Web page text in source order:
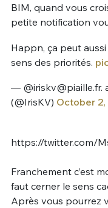
BIM, quand vous
petite notification
Happn, ça peut
sens des priorités.
— @iriskv@piaille.fr.
(@IrisKV) October 2,
https://twitter.com/
Franchement c’est
faut cerner le sens
Après vous pourrez